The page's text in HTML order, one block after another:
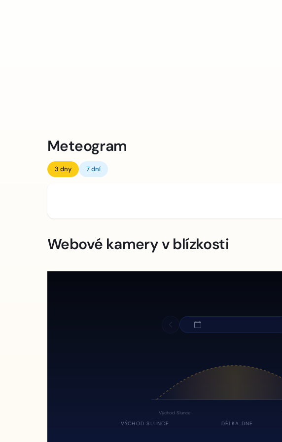
Meteogram
3 dny 7 dní
Webové kamery v blízkosti
Východ Slunce
VÝCHOD SLUNCE DÉLKA DNE